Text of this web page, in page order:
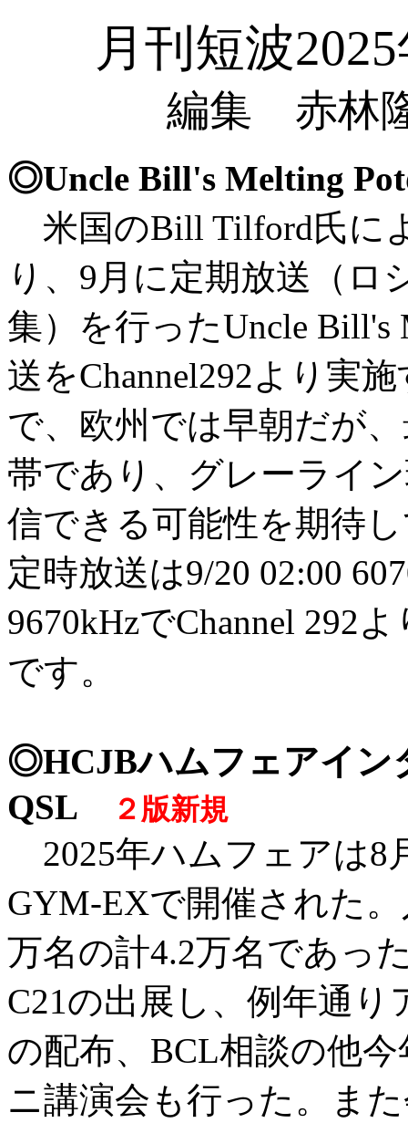
月刊短波
編集 赤林
◎Uncle Bill's Melting
米国のBill Tilford氏に
り、9月に定期放送（
集）を行ったUncle Bill's
送をChannel292より実
で、欧州では早朝だが
帯であり、グレーライ
信できる可能性を期待
定時放送は9/20 02:00
9670kHzでChannel 292
です。
◎HCJBハムフェアイン
QSL
２版新規
2025年ハムフェアは8
GYM-EXで開催された
万名の計4.2万名であっ
C21の出展し、例年通
の配布、BCL相談の他
ニ講演会も行った。ま